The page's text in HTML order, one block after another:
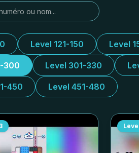
Level 121-150 Level
300 Level 301-330
450 Level 451-480